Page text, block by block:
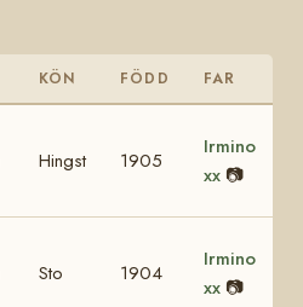
KÖN FÖDD FAR
Hingst 1905
Irmino
xx 📷
Sto 1904
Irmino
xx 📷